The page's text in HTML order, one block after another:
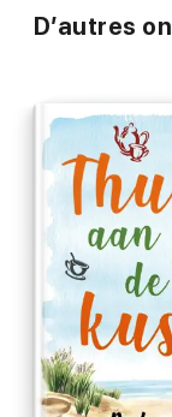
'Een razende
'Een absolute
kopjes Engelse
Hebban.nl
D’autres